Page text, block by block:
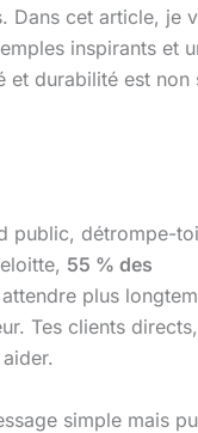
Dans cet article, je
inspirants et
et durabilité est non
public, détrompe-
55 % des
plus
Tes clients
simple mais